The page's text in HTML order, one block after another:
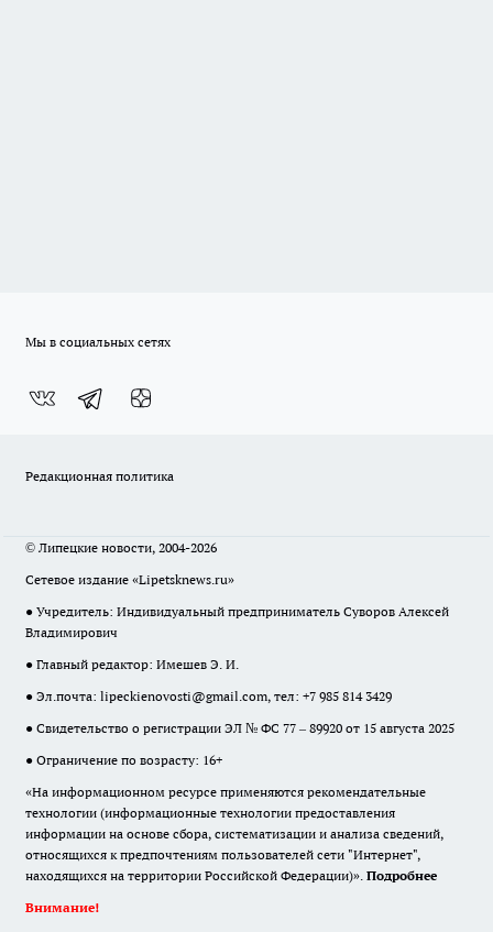
Мы в социальных сетях
Редакционная политика
© Липецкие новости, 2004-2026
Сетевое издание «Lipetsknews.ru»
● Учредитель: Индивидуальный предприниматель Суворов Алексей
Владимирович
● Главный редактор: Имешев Э. И.
● Эл.почта: lipeckienovosti@gmail.com, тел: +7 985 814 3429
● Свидетельство о регистрации ЭЛ № ФС 77 – 89920 от 15 августа 2025
● Ограничение по возрасту: 16+
«На информационном ресурсе применяются рекомендательные
технологии (информационные технологии предоставления
информации на основе сбора, систематизации и анализа сведений,
относящихся к предпочтениям пользователей сети "Интернет",
находящихся на территории Российской Федерации)». Подробнее
Внимание!